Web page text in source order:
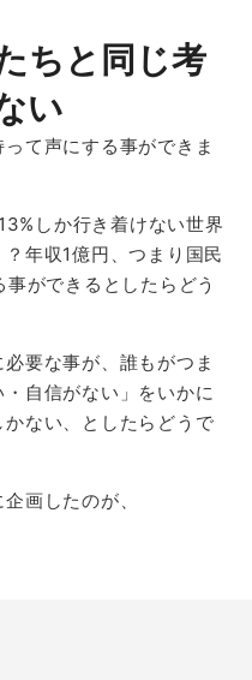
ちと同じ考
い
て声にする事ができま
しか行き着けない世界
年収1億円、つまり国民
ができるとしたらどう
要な事が、誰もがつま
自信がない」をいかに
ない、としたらどうで
画したのが、